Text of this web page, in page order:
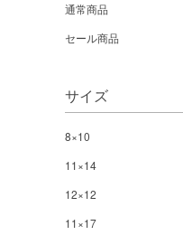
通常商品
セール商品
サイズ
8×10
11×14
12×12
11×17